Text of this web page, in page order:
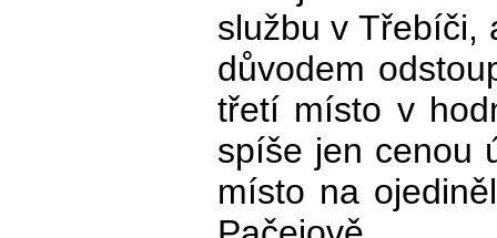
službu v Třebíči,
důvodem
třetí místo v
spíše jen cenou
místo na